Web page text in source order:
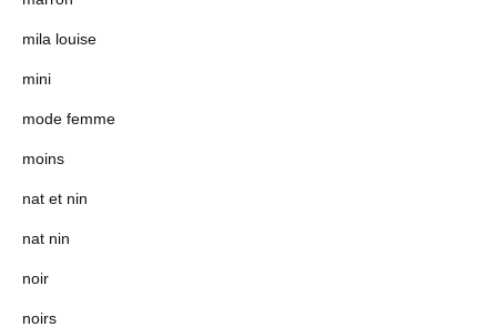
mila louise
mini
mode femme
moins
nat et nin
nat nin
noir
noirs